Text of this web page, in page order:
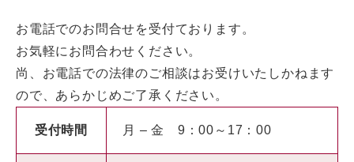
お電話でのお問合せを受付ております。
お気軽にお問合わせください。
尚、お電話での法律のご相談はお受けいたしかねます
ので、あらかじめご了承ください。
受付時間 月 – 金 9：00～17：00